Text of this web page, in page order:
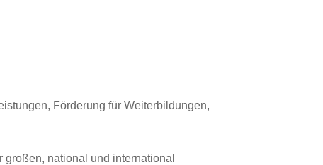
Förderung für Weiterbildungen,
national und international